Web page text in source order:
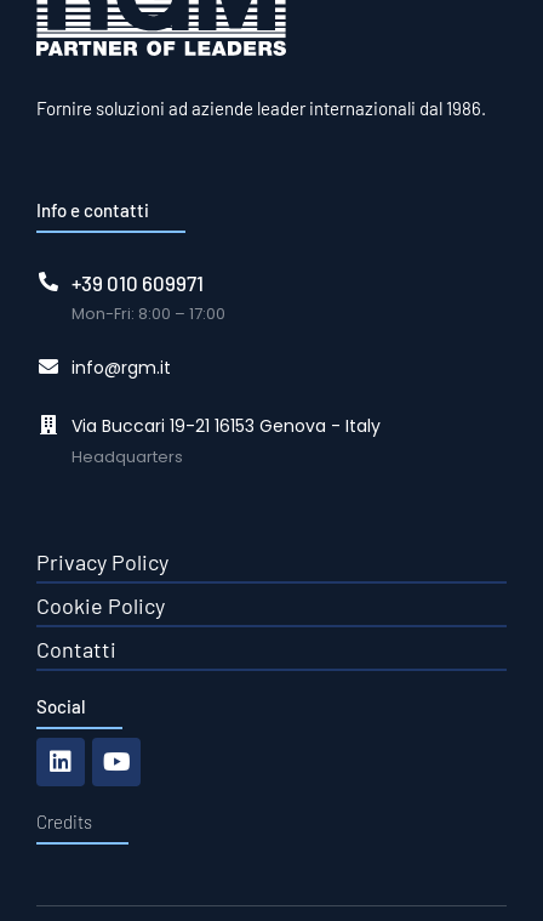
Fornire soluzioni ad aziende leader internazionali dal 1986.
Info e contatti
+39 010 609971
Mon-Fri: 8:00 – 17:00
info@rgm.it
Via Buccari 19-21 16153 Genova - Italy
Headquarters
Privacy Policy
Cookie Policy
Contatti
Social
Credits